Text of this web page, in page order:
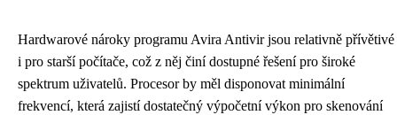
Hardwarové nároky programu Avira Antivir jsou relativně přívětivé
i pro starší počítače, což z něj činí dostupné řešení pro široké
spektrum uživatelů. Procesor by měl disponovat minimální
frekvencí, která zajistí dostatečný výpočetní výkon pro skenování